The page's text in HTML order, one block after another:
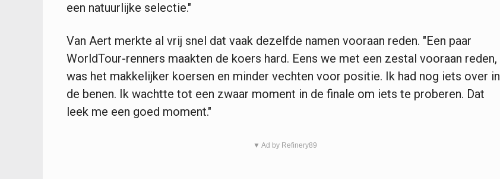
een natuurlijke selectie."
Van Aert merkte al vrij snel dat vaak dezelfde namen vooraan reden. "Een paar
WorldTour-renners maakten de koers hard. Eens we met een zestal vooraan reden,
was het makkelijker koersen en minder vechten voor positie. Ik had nog iets over in
de benen. Ik wachtte tot een zwaar moment in de finale om iets te proberen. Dat
leek me een goed moment."
▼ Ad by Refinery89